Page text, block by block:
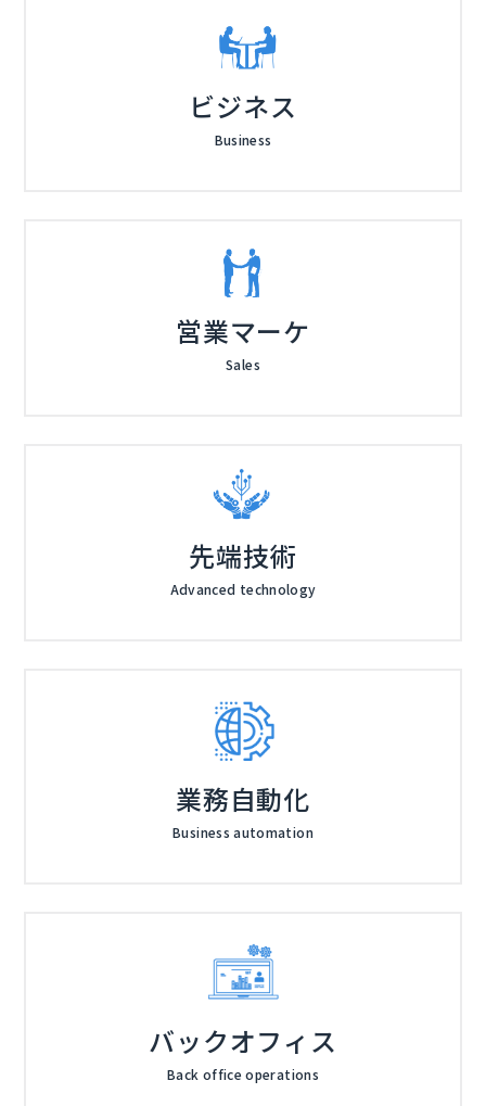
ビジネス
Business
営業マーケ
Sales
先端技術
Advanced technology
業務自動化
Business automation
バックオフィス
Back office operations